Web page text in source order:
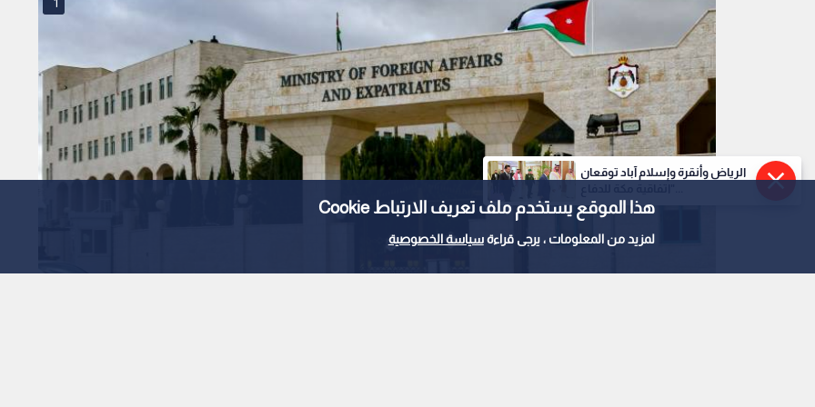
هذا الموقع يستخدم ملف تعريف الارتباط Cookie
لمزيد من المعلومات ، يرجى قراءةسياسة الخصوصية
الرياض وأنقرة وإسلام آباد توقعان